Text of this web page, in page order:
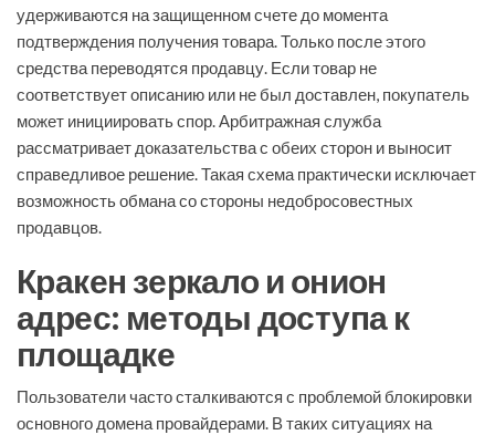
удерживаются на защищенном счете до момента
подтверждения получения товара. Только после этого
средства переводятся продавцу. Если товар не
соответствует описанию или не был доставлен, покупатель
может инициировать спор. Арбитражная служба
рассматривает доказательства с обеих сторон и выносит
справедливое решение. Такая схема практически исключает
возможность обмана со стороны недобросовестных
продавцов.
Кракен зеркало и онион
адрес: методы доступа к
площадке
Пользователи часто сталкиваются с проблемой блокировки
основного домена провайдерами. В таких ситуациях на